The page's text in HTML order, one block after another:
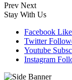
Prev Next
Stay With Us
Facebook
Twitter
Youtube
Instagram